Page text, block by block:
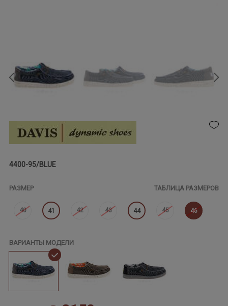
4400-95/BLUE
РАЗМЕР ТАБЛИЦА РАЗМЕРОВ
40 41 42 43 44 45 46
ВАРИАНТЫ МОДЕЛИ